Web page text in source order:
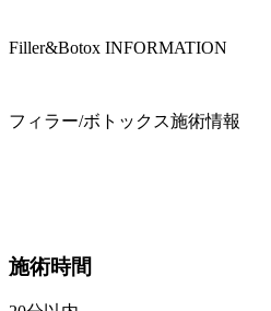
Filler&Botox INFORMATION
フィラー/ボトックス施術情報
施術時間